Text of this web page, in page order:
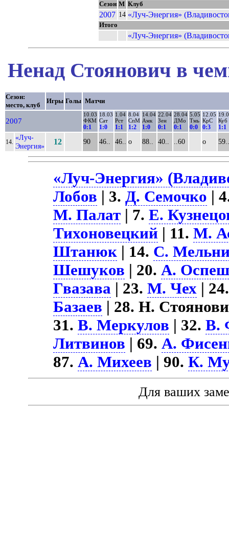
Сезон М Клуб
2007 14 «Луч-Энергия»
Итого
«Луч-Энергия»
Ненад Стоянович в
Сезон:
место, клуб
Игры Голы Матчи
2007
10.03
ФКМ
0:1
18.03
Сат
1:0
1.04
Рст
1:1
8.04
СпМ
1:2
14.04
Амк
1:0
22.04
Зен
0:1
28.04
ДМо
0:1
5.05
Тмь
0:0
12.05
КрС
0:3
Куб
1:1
14.
«Луч-
Энергия»
12 90 46.. 46.. о 88.. 40.. ..60 о 59..
«Луч-Энергия»
Лобов | 3.Д. Семочко |
М. Палат | 7.Е.
Тихоновецкий | 11.М.
Штанюк | 14. С.
Шешуков | 20.А.
Гвазава | 23.М. Чех |
Базаев | 28. Н.
31.В. Меркулов | 32.В.
Литвинов | 69.А.
87.А. Михеев | 90.К.
Для ваших